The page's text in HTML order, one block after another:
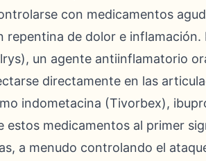
con medicamentos
repentina de dolor e inflamación.
un agente antiinflamatorio
directamente en las
indometacina (Tivorbex),
medicamentos al primer
a menudo controlando el